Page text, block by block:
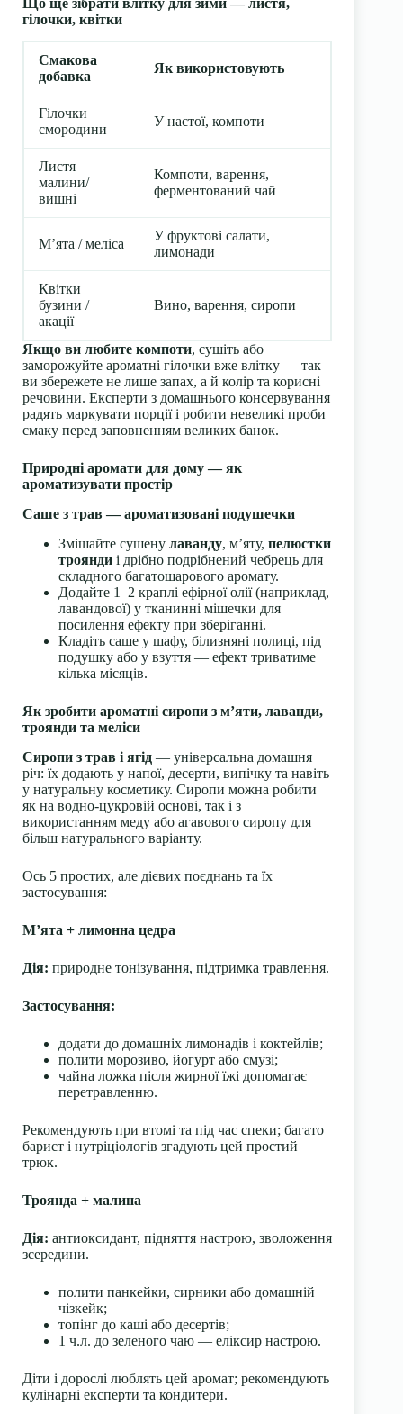
гілочки, квітки
Смакова
добавка
Як використовують
Гілочки
смородини
У настої, компоти
Листя
малини/
вишні
Компоти, варення,
ферментований чай
М’ята / меліса
У фруктові салати,
лимонади
Квітки
бузини /
акації
Вино, варення, сиропи
Якщо ви любите компоти, сушіть або
заморожуйте ароматні гілочки вже влітку — так
ви збережете не лише запах, а й колір та корисні
речовини. Експерти з домашнього консервування
радять маркувати порції і робити невеликі проби
смаку перед заповненням великих банок.
Природні аромати для дому — як
ароматизувати простір
Саше з трав — ароматизовані подушечки
Змішайте сушену лаванду, м’яту, пелюстки
троянди і дрібно подрібнений чебрець для
складного багатошарового аромату.
Додайте 1–2 краплі ефірної олії (наприклад,
лавандової) у тканинні мішечки для
посилення ефекту при зберіганні.
Кладіть саше у шафу, білизняні полиці, під
подушку або у взуття — ефект триватиме
кілька місяців.
Як зробити ароматні сиропи з м’яти, лаванди,
троянди та меліси
Сиропи з трав і ягід — універсальна домашня
річ: їх додають у напої, десерти, випічку та навіть
у натуральну косметику. Сиропи можна робити
як на водно-цукровій основі, так і з
використанням меду або агавового сиропу для
більш натурального варіанту.
Ось 5 простих, але дієвих поєднань та їх
застосування:
М’ята + лимонна цедра
Дія: природне тонізування, підтримка травлення.
Застосування:
додати до домашніх лимонадів і коктейлів;
полити морозиво, йогурт або смузі;
чайна ложка після жирної їжі допомагає
перетравленню.
Рекомендують при втомі та під час спеки; багато
барист і нутріціологів згадують цей простий
трюк.
Троянда + малина
Дія: антиоксидант, підняття настрою, зволоження
зсередини.
полити панкейки, сирники або домашній
чізкейк;
топінг до каші або десертів;
1 ч.л. до зеленого чаю — еліксир настрою.
Діти і дорослі люблять цей аромат; рекомендують
кулінарні експерти та кондитери.